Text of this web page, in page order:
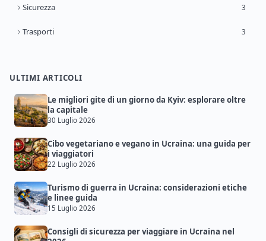
Sicurezza 3
Trasporti 3
ULTIMI ARTICOLI
Le migliori gite di un giorno da Kyiv: esplorare oltre
la capitale
30 Luglio 2026
Cibo vegetariano e vegano in Ucraina: una guida per
i viaggiatori
22 Luglio 2026
Turismo di guerra in Ucraina: considerazioni etiche
e linee guida
15 Luglio 2026
Consigli di sicurezza per viaggiare in Ucraina nel